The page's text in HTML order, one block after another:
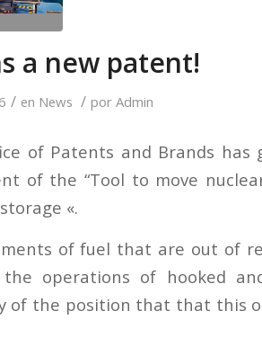
a new patent!
/ en News / por Admin
of Patents and Brands has
of the “Tool to move
«.
of fuel that are out of
operations of hooked
of the position that that this